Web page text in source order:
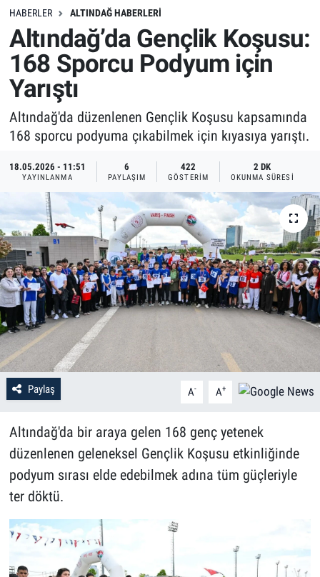
HABERLER ALTINDAĞ HABERLERI
Altındağ’da Gençlik Koşusu:
168 Sporcu Podyum için
Yarıştı
Altındağ'da düzenlenen Gençlik Koşusu kapsamında
168 sporcu podyuma çıkabilmek için kıyasıya yarıştı.
18.05.2026 - 11:51
YAYINLANMA
6
PAYLAŞIM
422
GÖSTERIM
2 DK
OKUNMA SÜRESI
Paylaş A- A+
Altındağ'da bir araya gelen 168 genç yetenek
düzenlenen geleneksel Gençlik Koşusu etkinliğinde
podyum sırası elde edebilmek adına tüm güçleriyle
ter döktü.